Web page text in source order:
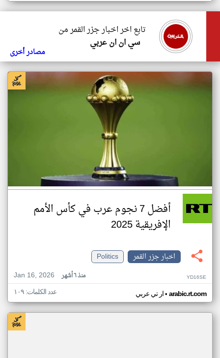
تابع اخر اخبار جزر القمر من
سي ان ان عربي
مصادر أخرى
أفضل 7 نجوم عرب في كأس الأمم
الإفريقية 2025
اخبار جزر القمر
Politics
Jan 16, 2026
منذ ٦ أشهر YD16SE
ار تي عربي• arabic.rt.com عدد الكلمات: ١٠٩